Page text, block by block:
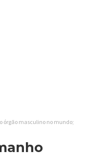
órgão masculino no mundo;